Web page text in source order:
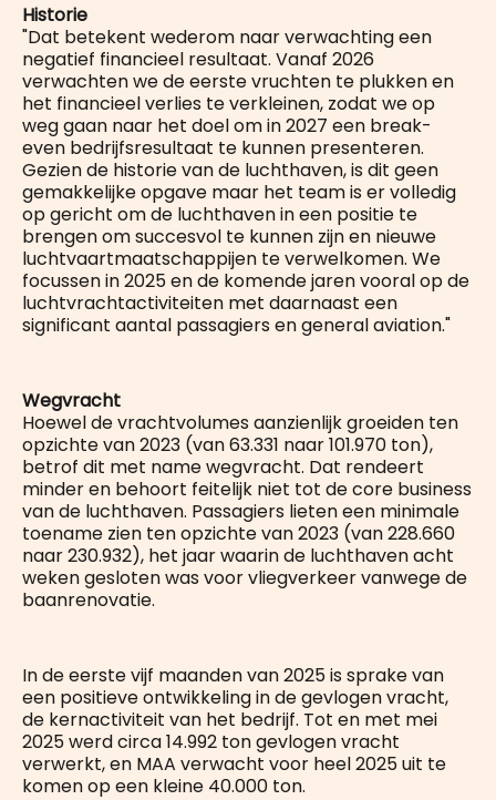
Historie
"Dat betekent wederom naar verwachting een
negatief financieel resultaat. Vanaf 2026
verwachten we de eerste vruchten te plukken en
het financieel verlies te verkleinen, zodat we op
weg gaan naar het doel om in 2027 een break-
even bedrijfsresultaat te kunnen presenteren.
Gezien de historie van de luchthaven, is dit geen
gemakkelijke opgave maar het team is er volledig
op gericht om de luchthaven in een positie te
brengen om succesvol te kunnen zijn en nieuwe
luchtvaartmaatschappijen te verwelkomen. We
focussen in 2025 en de komende jaren vooral op de
luchtvrachtactiviteiten met daarnaast een
significant aantal passagiers en general aviation."
Wegvracht
Hoewel de vrachtvolumes aanzienlijk groeiden ten
opzichte van 2023 (van 63.331 naar 101.970 ton),
betrof dit met name wegvracht. Dat rendeert
minder en behoort feitelijk niet tot de core business
van de luchthaven. Passagiers lieten een minimale
toename zien ten opzichte van 2023 (van 228.660
naar 230.932), het jaar waarin de luchthaven acht
weken gesloten was voor vliegverkeer vanwege de
baanrenovatie.
In de eerste vijf maanden van 2025 is sprake van
een positieve ontwikkeling in de gevlogen vracht,
de kernactiviteit van het bedrijf. Tot en met mei
2025 werd circa 14.992 ton gevlogen vracht
verwerkt, en MAA verwacht voor heel 2025 uit te
komen op een kleine 40.000 ton.